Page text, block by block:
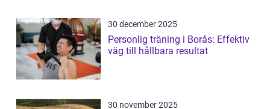
30 december 2025
Personlig träning i Borås: Effektiv
väg till hållbara resultat
30 november 2025